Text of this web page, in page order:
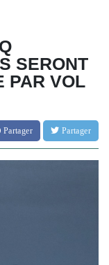
SERONT
PAR VOL
Partager Partager